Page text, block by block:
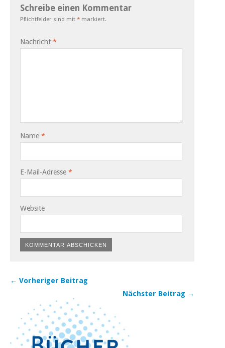
Schreibe einen Kommentar
Pflichtfelder sind mit * markiert.
Nachricht *
Name *
E-Mail-Adresse *
Website
← Vorheriger Beitrag
Nächster Beitrag →